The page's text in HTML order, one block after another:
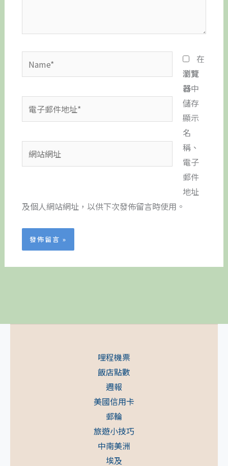
地
在
瀏覽
器中
儲存
顯示
名
稱、
電子
郵件
地址
及個人網站網址，以供下次發佈留言時使用。
哩程機票
飯店點數
週報
美國信用卡
郵輪
旅遊小技巧
中南美洲
埃及